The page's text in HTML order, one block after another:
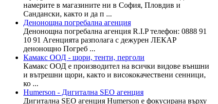
намерите в магазините ни в София, Пловдив и
Сандански, както и да п ...
Денонощна погребална агенция
Денонощна погребална агенция R.I.P телефон: 0888 91
10 91 Агенцията разполага с дежурен ЛЕКАР
денонощно Погреб ...
Камакс ООД - щори, тенти, перголи
Камакс ООД е производител на всички видове външни
и вътрешни щори, както и висококачествени сенници,
ко ...
Humerson - Дигитална SEO агенция
Дигитална SEO агенция Humerson е фокусирана върху